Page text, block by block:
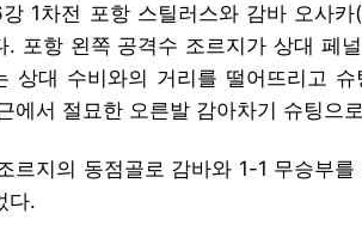
1차전 포항 스틸러스와 감바 오사
. 포항 왼쪽 공격수 조르지가 상대 페
상대 수비와의 거리를 떨어뜨리고
에서 절묘한 오른발 감아차기 슈팅으
르지의 동점골로 감바와 1-1 무승부
다.